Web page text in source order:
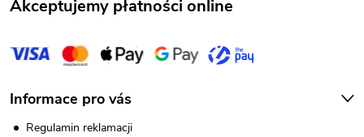
Akceptujemy płatności online
Informace pro vás
Regulamin reklamacji